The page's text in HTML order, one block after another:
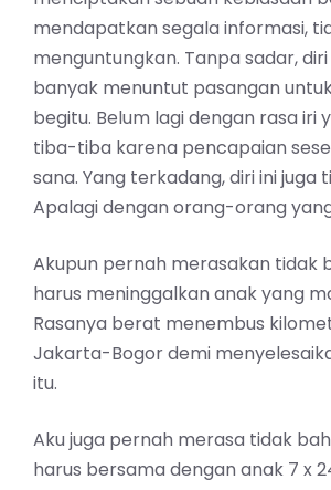
mendapatkan segala informasi,
menguntungkan. Tanpa sadar,
banyak menuntut pasangan
begitu. Belum lagi dengan rasa iri
tiba-tiba karena pencapaian
sana. Yang terkadang, diri ini juga
Apalagi dengan orang-orang
Akupun pernah merasakan tidak
harus meninggalkan anak yang
Rasanya berat menembus
Jakarta-Bogor demi
itu.
Aku juga pernah merasa tidak
harus bersama dengan anak 7 x